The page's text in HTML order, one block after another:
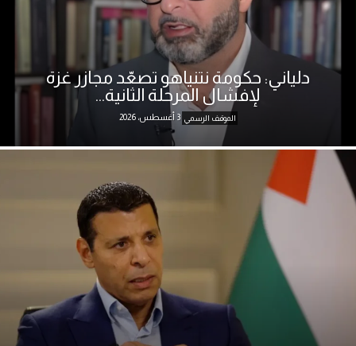
دلياني: حكومة نتنياهو تصعّد مجازر غزة
لإفشال المرحلة الثانية...
الموقف الرسمي 3 أغسطس، 2026